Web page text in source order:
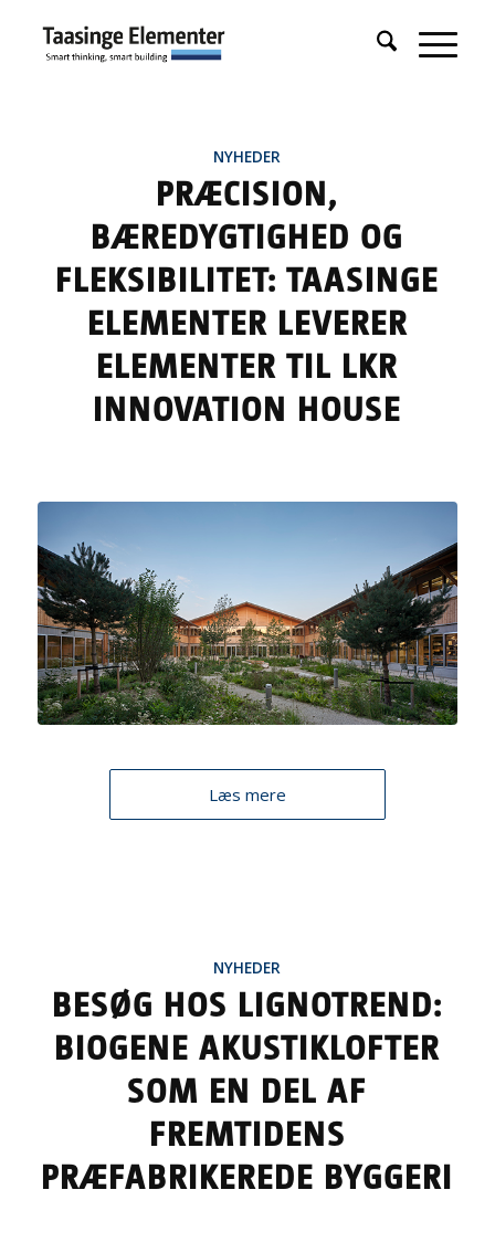
NYHEDER
PRÆCISION,
BÆREDYGTIGHED OG
FLEKSIBILITET: TAASINGE
ELEMENTER LEVERER
ELEMENTER TIL LKR
INNOVATION HOUSE
Læs mere
NYHEDER
BESØG HOS LIGNOTREND:
BIOGENE AKUSTIKLOFTER
SOM EN DEL AF
FREMTIDENS
PRÆFABRIKEREDE BYGGERI